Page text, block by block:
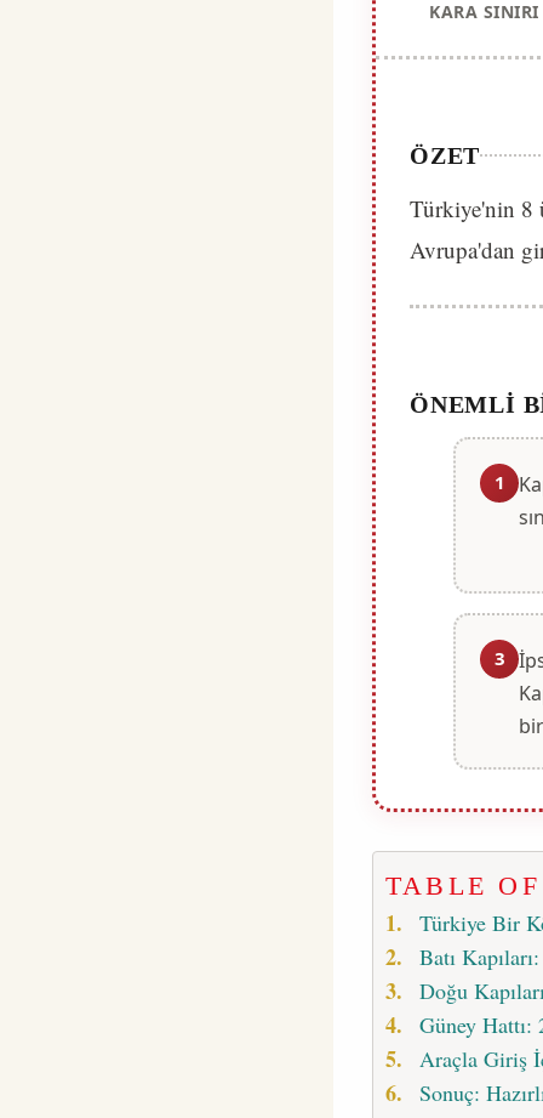
KARA SINIRI
ÖZET
Türkiye'nin 8
Avrupa'dan
ÖNEMLI
1
3
TABLE
Türkiye Bir
Batı
Doğu
Güney
Araçla Giriş
Sonuç: